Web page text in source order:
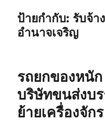
ป้ายกำกับ: รับจ้า
อำนาจเจริญ
รถยกของหนั
บริษัทขนส่งบ
ย้ายเครื่องจัก